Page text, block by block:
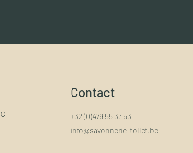
Contact
+32 (0)479 55 33 53
info@savonnerie-tollet.be